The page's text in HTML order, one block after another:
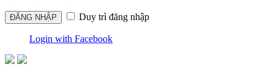
Duy trì đăng nhập
Login with Facebook